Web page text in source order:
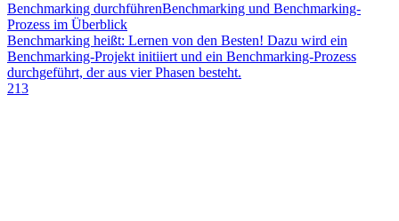
Benchmarking durchführenBenchmarking und Benchmarking-
Prozess im Überblick
Benchmarking heißt: Lernen von den Besten! Dazu wird ein
Benchmarking-Projekt initiiert und ein Benchmarking-Prozess
durchgeführt, der aus vier Phasen besteht.
213